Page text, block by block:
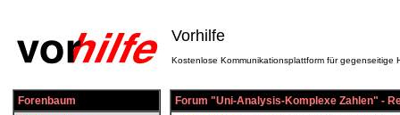
Vorhilfe
Kostenlose Kommunikationsplattform für gegenseitige
Forenbaum
Forum "Uni-Analysis-Komplexe Zahlen" -